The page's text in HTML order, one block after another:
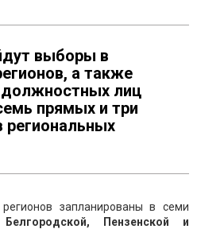
выборы в
а также
лиц
прямых и три
региональных
запланированы в семи
Пензенской и